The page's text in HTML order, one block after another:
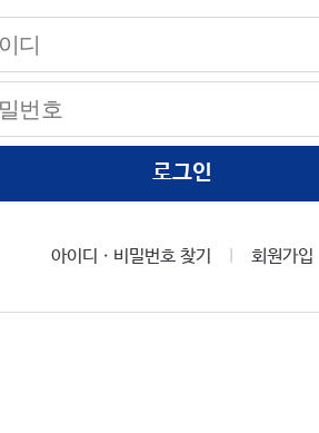
로그인
아이디ㆍ비밀번호 찾기 회원가입